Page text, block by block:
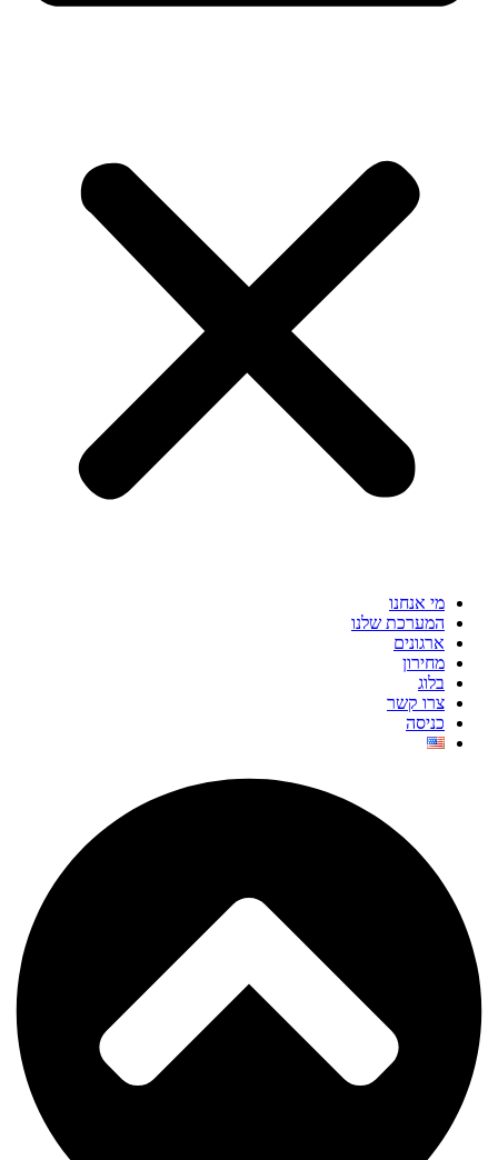
מי אנחנו
המערכת שלנו
ארגונים
מחירון
בלוג
צרו קשר
כניסה